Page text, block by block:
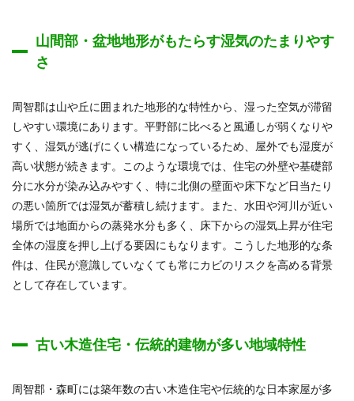
山間部・盆地地形がもたらす湿気のたまりやす
さ
周智郡は山や丘に囲まれた地形的な特性から、湿った空気が滞留
しやすい環境にあります。平野部に比べると風通しが弱くなりや
すく、湿気が逃げにくい構造になっているため、屋外でも湿度が
高い状態が続きます。このような環境では、住宅の外壁や基礎部
分に水分が染み込みやすく、特に北側の壁面や床下など日当たり
の悪い箇所では湿気が蓄積し続けます。また、水田や河川が近い
場所では地面からの蒸発水分も多く、床下からの湿気上昇が住宅
全体の湿度を押し上げる要因にもなります。こうした地形的な条
件は、住民が意識していなくても常にカビのリスクを高める背景
として存在しています。
古い木造住宅・伝統的建物が多い地域特性
周智郡・森町には築年数の古い木造住宅や伝統的な日本家屋が多